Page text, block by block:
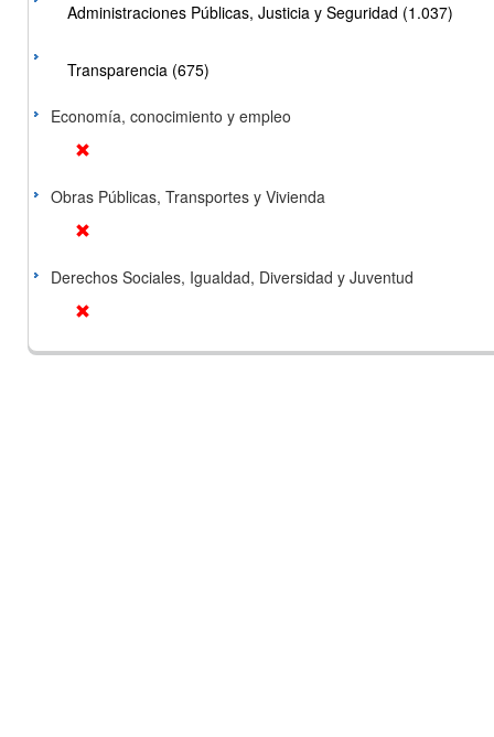
Administraciones Públicas, Justicia y Seguridad (1.037)
Transparencia (675)
Economía, conocimiento y empleo
Obras Públicas, Transportes y Vivienda
Derechos Sociales, Igualdad, Diversidad y Juventud